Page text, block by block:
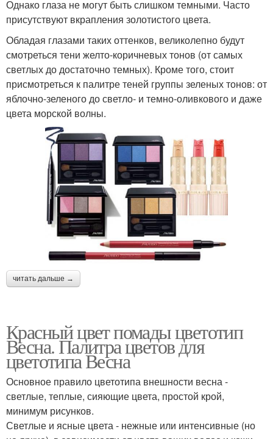
Однако глаза не могут быть слишком темными. Часто
присутствуют вкрапления золотистого цвета.
Обладая глазами таких оттенков, великолепно будут
смотреться тени желто-коричневых тонов (от самых
светлых до достаточно темных). Кроме того, стоит
присмотреться к палитре теней группы зеленых тонов: от
яблочно-зеленого до светло- и темно-оливкового и даже
цвета морской волны.
читать дальше →
Красный цвет помады цветотип
Весна. Палитра цветов для
цветотипа Весна
Основное правило цветотипа внешности весна -
светлые, теплые, сияющие цвета, простой крой,
минимум рисунков.
Светлые и ясные цвета - нежные или интенсивные (но